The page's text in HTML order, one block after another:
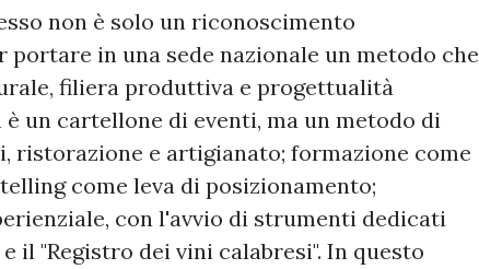
non è solo un riconoscimento
in una sede nazionale un metodo che
filiera produttiva e progettualità
un cartellone di eventi, ma un metodo di
ristorazione e artigianato; formazione come
come leva di posizionamento;
con l'avvio di strumenti dedicati
il "Registro dei vini calabresi". In questo